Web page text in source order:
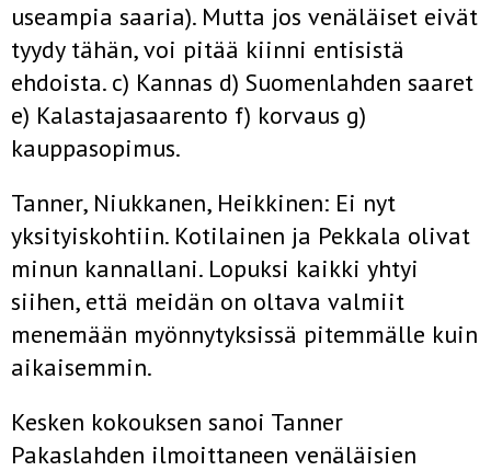
useampia saaria). Mutta jos venäläiset eivät
tyydy tähän, voi pitää kiinni entisistä
ehdoista. c) Kannas d) Suomenlahden saaret
e) Kalastajasaarento f) korvaus g)
kauppasopimus.
Tanner, Niukkanen, Heikkinen: Ei nyt
yksityiskohtiin. Kotilainen ja Pekkala olivat
minun kannallani. Lopuksi kaikki yhtyi
siihen, että meidän on oltava valmiit
menemään myönnytyksissä pitemmälle kuin
aikaisemmin.
Kesken kokouksen sanoi Tanner
Pakaslahden ilmoittaneen venäläisien